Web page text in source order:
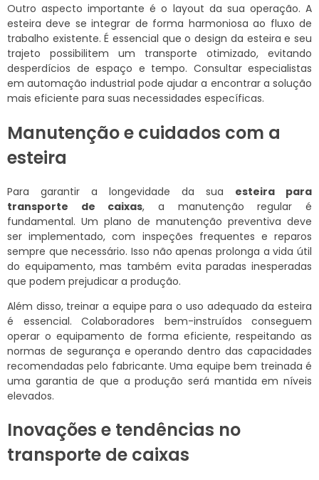
Outro aspecto importante é o layout da sua operação. A
esteira deve se integrar de forma harmoniosa ao fluxo de
trabalho existente. É essencial que o design da esteira e seu
trajeto possibilitem um transporte otimizado, evitando
desperdícios de espaço e tempo. Consultar especialistas
em automação industrial pode ajudar a encontrar a solução
mais eficiente para suas necessidades específicas.
Manutenção e cuidados com a
esteira
Para garantir a longevidade da sua esteira para
transporte de caixas, a manutenção regular é
fundamental. Um plano de manutenção preventiva deve
ser implementado, com inspeções frequentes e reparos
sempre que necessário. Isso não apenas prolonga a vida útil
do equipamento, mas também evita paradas inesperadas
que podem prejudicar a produção.
Além disso, treinar a equipe para o uso adequado da esteira
é essencial. Colaboradores bem-instruídos conseguem
operar o equipamento de forma eficiente, respeitando as
normas de segurança e operando dentro das capacidades
recomendadas pelo fabricante. Uma equipe bem treinada é
uma garantia de que a produção será mantida em níveis
elevados.
Inovações e tendências no
transporte de caixas